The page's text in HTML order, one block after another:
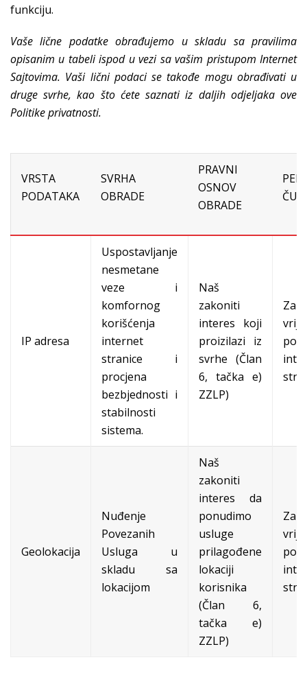
funkciju.
Vaše lične podatke obrađujemo u skladu sa pravilima
opisanim u tabeli ispod u vezi sa vašim pristupom Internet
Sajtovima. Vaši lični podaci se takođe mogu obrađivati u
druge svrhe, kao što ćete saznati iz daljih odjeljaka ove
Politike privatnosti.
VRSTA
PODATAKA
SVRHA
OBRADE
PRAVNI
OSNOV
OBRADE
IP adresa
Uspostavljanje
nesmetane
veze i
komfornog
korišćenja
internet
stranice i
procjena
bezbjednosti i
stabilnosti
sistema.
Naš
zakoniti
interes koji
proizilazi iz
svrhe (Član
6, tačka e)
ZZLP)
Za
Geolokacija
Nuđenje
Povezanih
Usluga u
skladu sa
lokacijom
Naš
zakoniti
interes da
ponudimo
usluge
prilagođene
lokaciji
korisnika
(Član 6,
tačka e)
ZZLP)
Za